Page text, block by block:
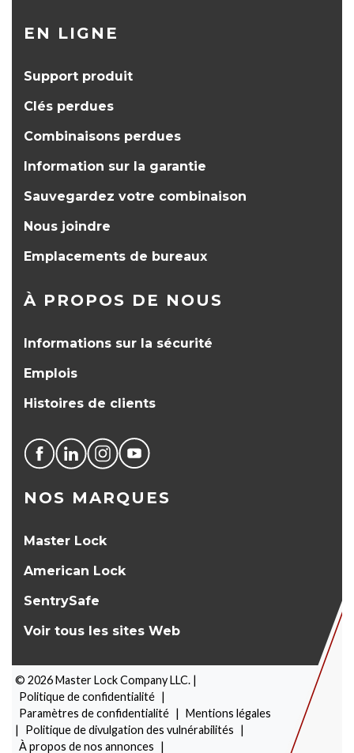
SÉLECTEUR DE PRODUITS
EN LIGNE
Support produit
Clés perdues
Combinaisons perdues
Information sur la garantie
Sauvegardez votre combinaison
Nous joindre
Emplacements de bureaux
À PROPOS DE NOUS
Informations sur la sécurité
Emplois
Histoires de clients
NOS MARQUES
Master Lock
American Lock
SentrySafe
Voir tous les sites Web
© 2026Master Lock Company LLC. |
Politique de confidentialité |
Paramètres de confidentialité | Mentions légales
|
Politique de divulgation des vulnérabilités |
À propos de nos annonces |